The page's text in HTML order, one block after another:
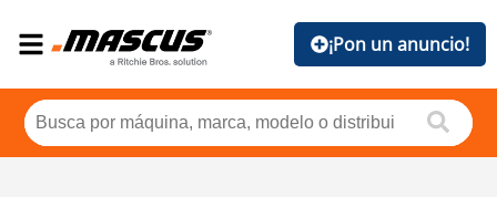
¡Pon un anuncio!